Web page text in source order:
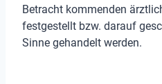
Betracht kommenden
festgestellt bzw. darauf
Sinne gehandelt werden.